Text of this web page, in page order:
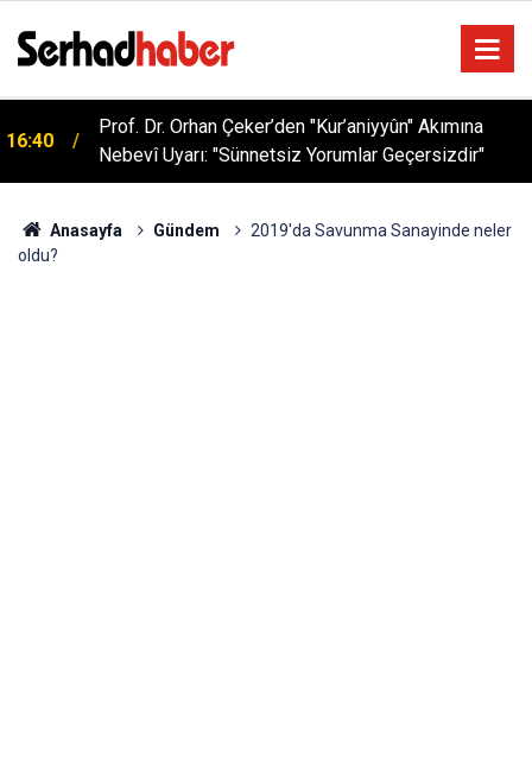
05:57
Sağlıklı Beslenmede Yeni Trend: Düşük Kalorili
Multi-Fiber İçecek Tozu
Anasayfa Gündem
2019'da Savunma Sanayinde neler
oldu?